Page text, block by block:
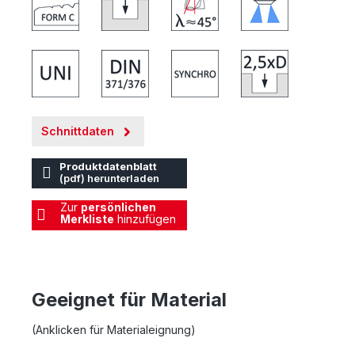
Schnittdaten
Produktdatenblatt
(pdf) herunterladen
Zur persönlichen
Merkliste hinzufügen
Geeignet für Material
(Anklicken für Materialeignung)